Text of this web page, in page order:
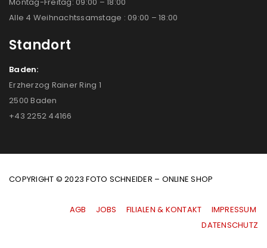
Alle 4 Weihnachtssamstage : 09:00 – 18:00
Standort
Baden:
Erzherzog Rainer Ring 1
2500 Baden
+43 2252 44166
COPYRIGHT © 2023 FOTO SCHNEIDER – ONLINE SHOP
AGB JOBS FILIALEN & KONTAKT
IMPRESSUM
|DATENSCHUTZ